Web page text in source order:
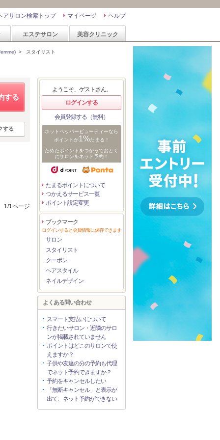
ヘルプ
マイページ
アサロン検索トップ
エステサロン 美容クリニック
> スタイリスト
する
する
1/1ページ
ようこそ、ゲストさん。
ログインする
会員登録する（無料）
ホットペッパービューティーなら
ポイントが1%たまる！
ためたポイントをつかっておとく
にサロンをネット予約！
たまるポイントについて
つかえるサービス一覧
ポイント設定変更
ブックマーク
ログインすると会員情報に保存できます
サロン
スタイリスト
クーポン
ヘアスタイル
ネイルデザイン
よくある問い合わせ
スマート支払いについて
行きたいサロン・近隣のサロ
ンが掲載されていません
ポイントはどこのサロンで使
えますか？
子供や友達の分の予約も代理
でネット予約できますか？
予約をキャンセルしたい
「無断キャンセル」と表示が
出て、ネット予約ができない